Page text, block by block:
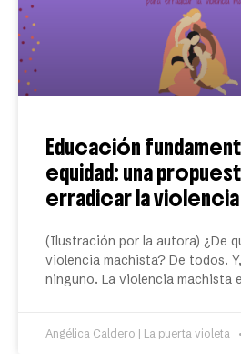
Educación
equidad: una
erradicar la
(Ilustración por la autora) ¿De
violencia machista? De todos.
ninguno. La violencia machista
Angélica Caldero | La puerta violeta